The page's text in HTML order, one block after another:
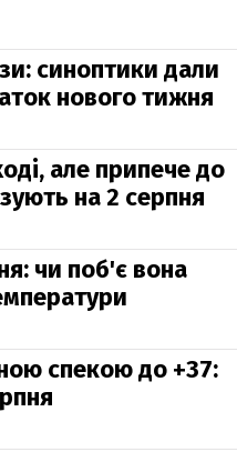
синоптики дали
нового тижня
але припече до
на 2 серпня
чи поб'є вона
спекою до +37: